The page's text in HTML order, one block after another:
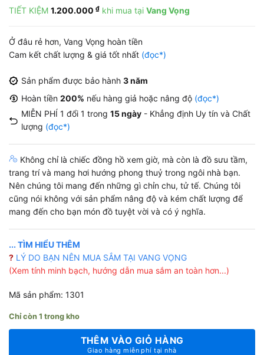
là:
TIẾT KIỆM 1.200.000 ₫ khi mua tại Vang Vọng
Ở đâu rẻ hơn, Vang Vọng hoàn tiền
Cam kết chất lượng & giá tốt nhất (đọc*)
Sản phẩm được bảo hành 3 năm
Hoàn tiền 200% nếu hàng giả hoặc nâng độ (đọc*)
MIỄN PHÍ 1 đổi 1 trong 15 ngày - Khẳng định Uy tín và Chất
lượng (đọc*)
Không chỉ là chiếc đồng hồ xem giờ, mà còn là đồ sưu tầm,
trang trí và mang hơi hướng phong thuỷ trong ngôi nhà bạn.
Nên chúng tôi mang đến những gì chỉn chu, tử tế. Chúng tôi
cũng nói không với sản phẩm nâng độ và kém chất lượng để
mang đến cho bạn món đồ tuyệt vời và có ý nghĩa.
... TÌM HIỂU THÊM
? LÝ DO BẠN NÊN MUA SẮM TẠI VANG VỌNG
(Xem tính minh bạch, hướng dẫn mua sắm an toàn hơn...)
Mã sản phẩm: 1301
Chỉ còn 1 trong kho
THÊM VÀO GIỎ HÀNG
Giao hàng miễn phí tại nhà